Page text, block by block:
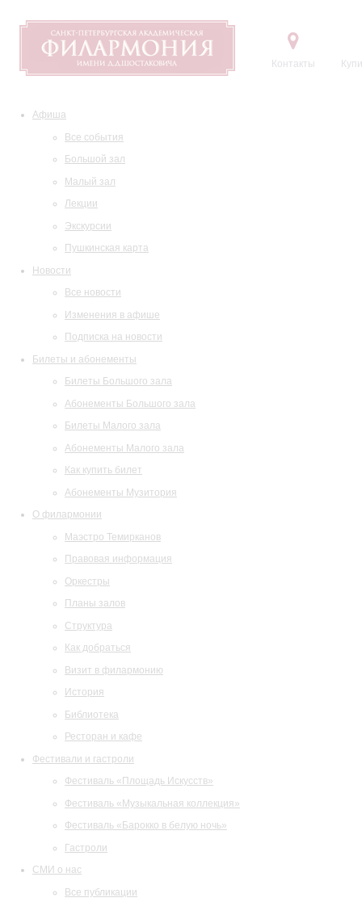
Контакты
Афиша
Все события
Большой зал
Малый зал
Лекции
Экскурсии
Пушкинская карта
Новости
Все новости
Изменения в афише
Подписка на новости
Билеты и абонементы
Билеты Большого зала
Абонементы Большого зала
Билеты Малого зала
Абонементы Малого зала
Как купить билет
Абонементы Музитория
О филармонии
Маэстро Темирканов
Правовая информация
Оркестры
Планы залов
Структура
Как добраться
Визит в филармонию
История
Библиотека
Ресторан и кафе
Фестивали и гастроли
Фестиваль «Площадь Искусств»
Фестиваль «Музыкальная коллекция»
Фестиваль «Барокко в белую ночь»
Гастроли
СМИ о нас
Все публикации